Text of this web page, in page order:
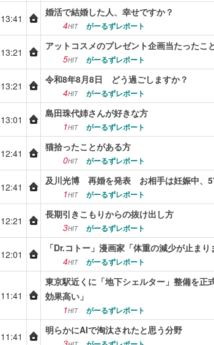
13:41
婚活で結婚した人、幸せですか？
4HIT がーるずレポート
13:21
アットコスメのプレゼント企画当たったこ
5HIT がーるずレポート
13:21
令和8年8月8日 どう過ごしますか？
4HIT がーるずレポート
13:01
島田珠代姉さんが好きな方
1HIT がーるずレポート
12:41
猫拾ったことがある方
0HIT がーるずレポート
12:41
及川光博 再婚を発表 お相手は妊娠中、
1HIT がーるずレポート
12:21
長期引きこもりからの抜け出し方
3HIT がーるずレポート
12:01
「Dr.コトー」漫画家「体重の減少が止ま
4HIT がーるずレポート
11:41
東京駅近くに「地下シェルター」整備を
効果高い」
1HIT がーるずレポート
11:41
明らかにAIで淘汰されたと思う分野